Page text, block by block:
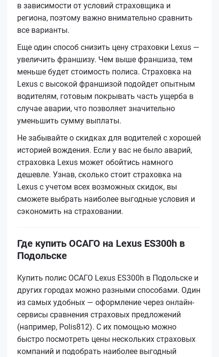
в зависимости от условий страховщика и
региона, поэтому важно внимательно сравнить
все варианты.
Еще один способ снизить цену страховки Lexus —
увеличить франшизу. Чем выше франшиза, тем
меньше будет стоимость полиса. Страховка на
Lexus с высокой франшизой подойдет опытным
водителям, готовым покрывать часть ущерба в
случае аварии, что позволяет значительно
уменьшить сумму выплаты.
Не забывайте о скидках для водителей с хорошей
историей вождения. Если у вас не было аварий,
страховка Lexus может обойтись намного
дешевле. Узнав, сколько стоит страховка на
Lexus с учетом всех возможных скидок, вы
сможете выбрать наиболее выгодные условия и
сэкономить на страховании.
Где купить ОСАГО на Lexus ES300h в
Подольске
Купить полис ОСАГО Lexus ES300h в Подольске и
других городах можно разными способами. Один
из самых удобных — оформление через онлайн-
сервисы сравнения страховых предложений
(например, Polis812). С их помощью можно
быстро посмотреть цены нескольких страховых
компаний и подобрать наиболее выгодный